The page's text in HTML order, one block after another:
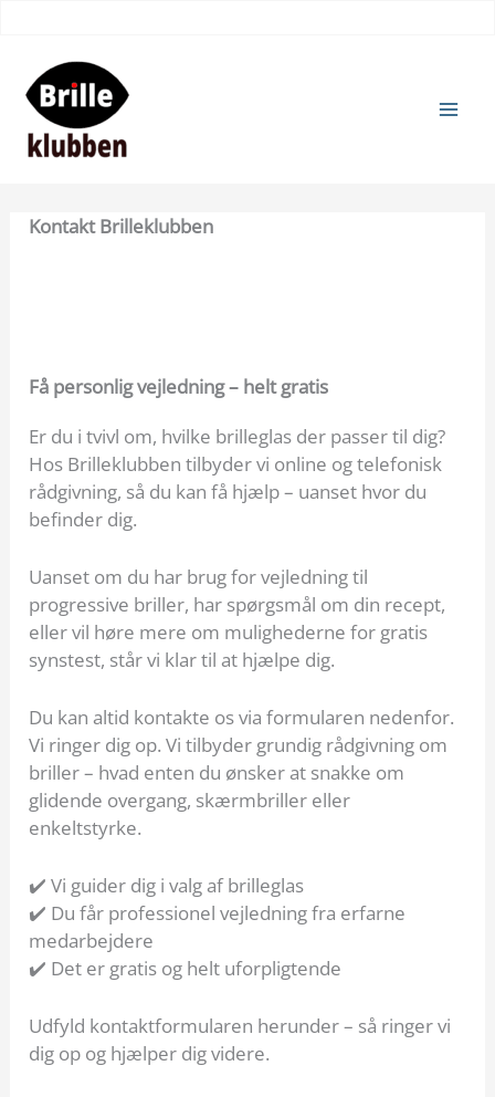
indholdet
Kontakt Brilleklubben
Få personlig vejledning – helt gratis
Er du i tvivl om, hvilke brilleglas der passer til dig?
Hos Brilleklubben tilbyder vi online og telefonisk
rådgivning, så du kan få hjælp – uanset hvor du
befinder dig.
Uanset om du har brug for vejledning til
progressive briller, har spørgsmål om din recept,
eller vil høre mere om mulighederne for gratis
synstest, står vi klar til at hjælpe dig.
Du kan altid kontakte os via formularen nedenfor.
Vi ringer dig op. Vi tilbyder grundig rådgivning om
briller – hvad enten du ønsker at snakke om
glidende overgang, skærmbriller eller
enkeltstyrke.
✔️ Vi guider dig i valg af brilleglas
✔️ Du får professionel vejledning fra erfarne
medarbejdere
✔️ Det er gratis og helt uforpligtende
Udfyld kontaktformularen herunder – så ringer vi
dig op og hjælper dig videre.